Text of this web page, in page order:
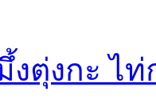
งตุ่งกะ ไ